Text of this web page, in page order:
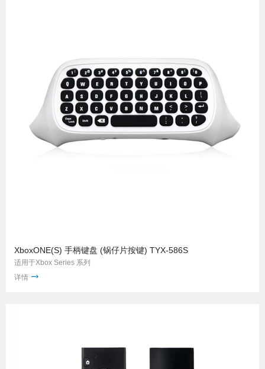
XboxONE(S) 手柄键盘 (锅仔片按键) TYX-586S
适用于Xbox Series 系列
详情